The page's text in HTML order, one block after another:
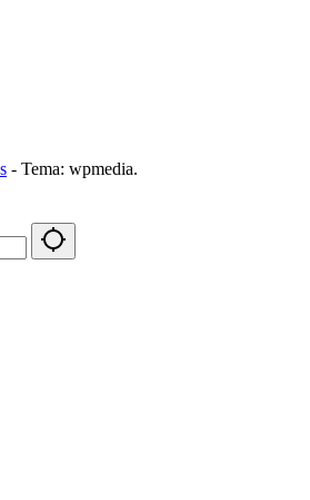
- Tema: wpmedia.